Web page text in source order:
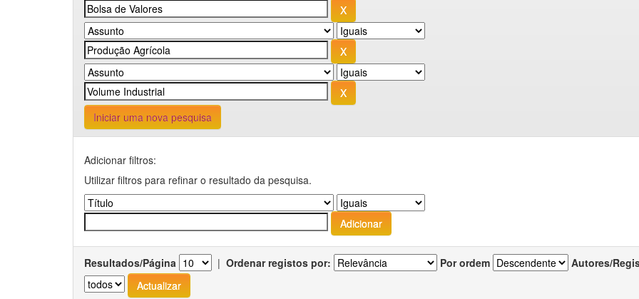
Iniciar uma nova pesquisa
Adicionar filtros:
Utilizar filtros para refinar o resultado da pesquisa.
Resultados/Página | Ordenar registos por: Por ordem Autores/